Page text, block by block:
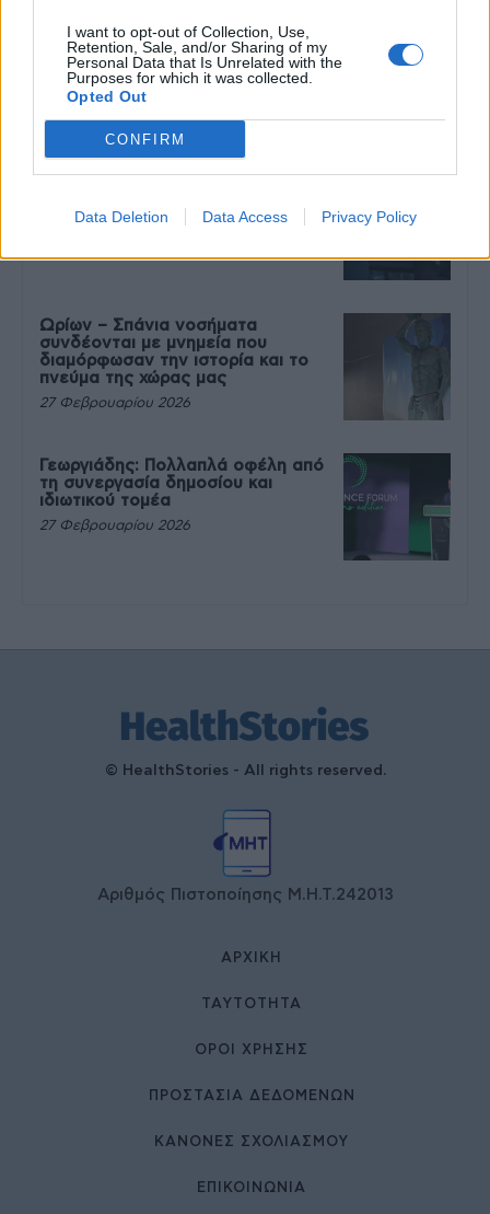
I want to opt-out of Collection, Use,
Retention, Sale, and/or Sharing of my
Personal Data that Is Unrelated with the
Purposes for which it was collected.
Opted Out
CONFIRM
Data Deletion Data Access Privacy Policy
Πάνω από 100 μωρά έχουν
γεννηθεί μέσω εξωσωματικής, με
την υποστήριξη της Be-Live
27 Φεβρουαρίου 2026
πάντα μετά την άσκηση
Ωρίων – Σπάνια νοσήματα
συνδέονται με μνημεία που
διαμόρφωσαν την ιστορία και το
πνεύμα της χώρας μας
27 Φεβρουαρίου 2026
Γεωργιάδης: Πολλαπλά οφέλη από
τη συνεργασία δημοσίου και
ιδιωτικού τομέα
27 Φεβρουαρίου 2026
© HealthStories - All rights reserved.
Αριθμός Πιστοποίησης Μ.Η.Τ.242013
ΑΡΧΙΚΉ
ΤΑΥΤΌΤΗΤΑ
ΌΡΟΙ ΧΡΉΣΗΣ
ΠΡΟΣΤΑΣΙΑ ΔΕΔΟΜΕΝΩΝ
ΚΑΝΟΝΕΣ ΣΧΟΛΙΑΣΜΟΥ
ΕΠΙΚΟΙΝΩΝΊΑ